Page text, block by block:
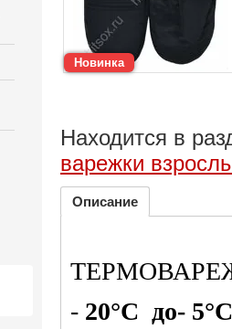
Новинка
Находится в
варежки
Описание
- 20°C до- 5°C